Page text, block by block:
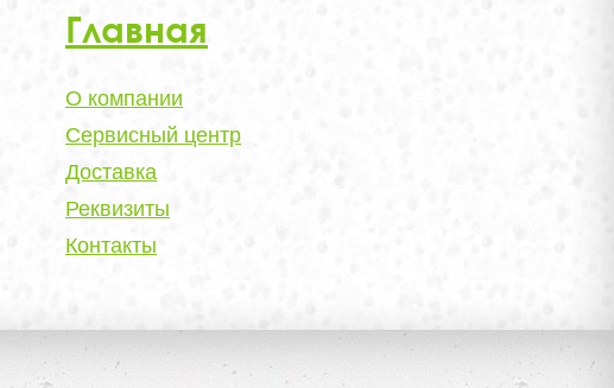
Главная
О компании
Сервисный центр
Доставка
Реквизиты
Контакты